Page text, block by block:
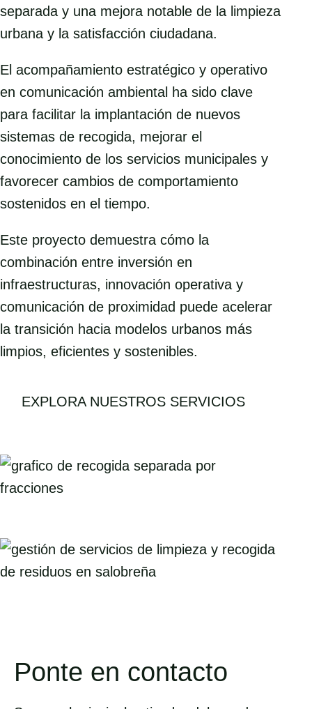
separada y una mejora notable de la limpieza
urbana y la satisfacción ciudadana.
El acompañamiento estratégico y operativo
en comunicación ambiental ha sido clave
para facilitar la implantación de nuevos
sistemas de recogida, mejorar el
conocimiento de los servicios municipales y
favorecer cambios de comportamiento
sostenidos en el tiempo.
Este proyecto demuestra cómo la
combinación entre inversión en
infraestructuras, innovación operativa y
comunicación de proximidad puede acelerar
la transición hacia modelos urbanos más
limpios, eficientes y sostenibles.
EXPLORA NUESTROS SERVICIOS
Ponte en contacto